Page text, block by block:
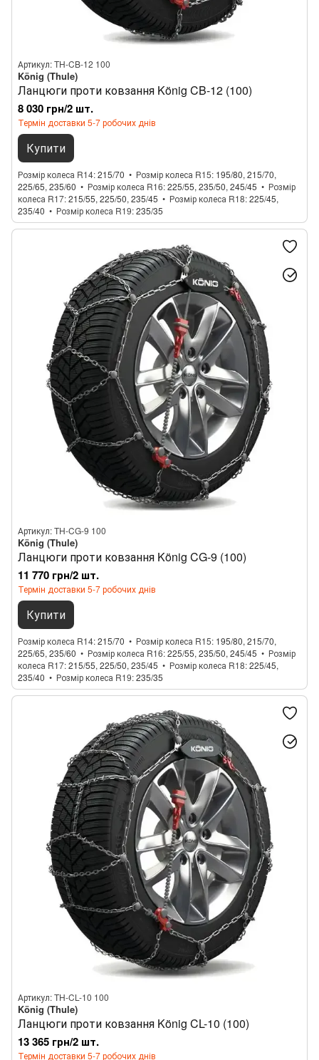
Артикул: TH-CB-12 100
König (Thule)
Ланцюги проти ковзання König CB-12 (100)
8 030 грн/2 шт.
Термін доставки 5-7 робочих днів
Купити
Розмір колеса R14 215/70 Розмір колеса R15 195/80, 215/70,
225/65, 235/60
Розмір колеса R16 225/55, 235/50, 245/45
Розмір
колеса R17 215/55, 225/50, 235/45 Розмір колеса R18 225/45,
235/40
Розмір колеса R19 235/35
Артикул: TH-CG-9 100
König (Thule)
Ланцюги проти ковзання König CG-9 (100)
11 770 грн/2 шт.
Термін доставки 5-7 робочих днів
Купити
Розмір колеса R14 215/70 Розмір колеса R15 195/80, 215/70,
225/65, 235/60
Розмір колеса R16 225/55, 235/50, 245/45
Розмір
колеса R17 215/55, 225/50, 235/45 Розмір колеса R18 225/45,
235/40
Розмір колеса R19 235/35
Артикул: TH-CL-10 100
König (Thule)
Ланцюги проти ковзання König CL-10 (100)
13 365 грн/2 шт.
Термін доставки 5-7 робочих днів